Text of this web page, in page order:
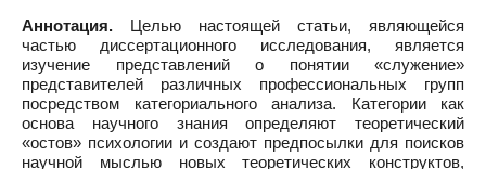
Аннотация. Целью настоящей статьи, являющейся
частью диссертационного исследования, является
изучение представлений о понятии «служение»
представителей различных профессиональных групп
посредством категориального анализа. Категории как
основа научного знания определяют теоретический
«остов» психологии и создают предпосылки для поисков
научной мыслью новых теоретических конструктов,